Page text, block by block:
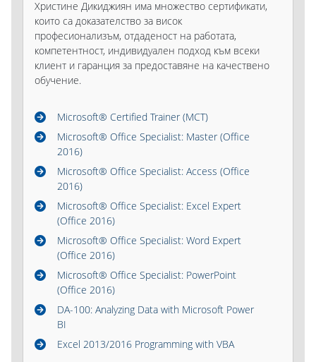
Христинe Дикиджиян има множество сертификати,
които са доказателство за висок
професионализъм, отдаденост на работата,
компетентност, индивидуален подход към всеки
клиент и гаранция за предоставяне на качествено
обучение.
Microsoft® Certified Trainer (MCT)
Microsoft® Office Specialist: Master (Office
2016)
Microsoft® Office Specialist: Access (Office
2016)
Microsoft® Office Specialist: Excel Expert
(Office 2016)
Microsoft® Office Specialist: Word Expert
(Office 2016)
Microsoft® Office Specialist: PowerPoint
(Office 2016)
DA-100: Analyzing Data with Microsoft Power
BI
Excel 2013/2016 Programming with VBA